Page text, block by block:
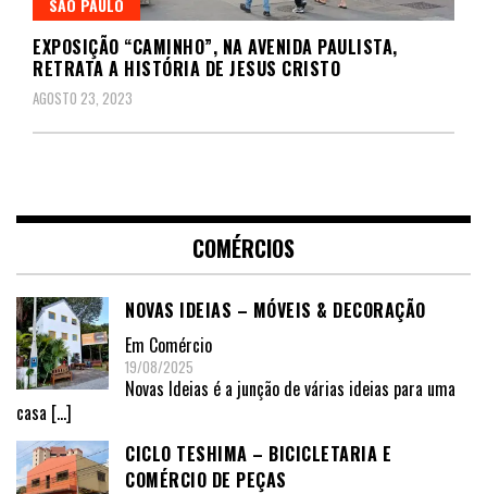
SÃO PAULO
EXPOSIÇÃO “CAMINHO”, NA AVENIDA PAULISTA,
RETRATA A HISTÓRIA DE JESUS CRISTO
AGOSTO 23, 2023
COMÉRCIOS
NOVAS IDEIAS – MÓVEIS & DECORAÇÃO
Em Comércio
19/08/2025
Novas Ideias é a junção de várias ideias para uma
casa […]
CICLO TESHIMA – BICICLETARIA E
COMÉRCIO DE PEÇAS